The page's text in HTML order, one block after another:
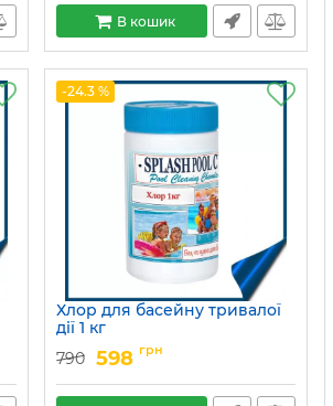
В кошик
-24.3 %
Хлор для басейну тривалої
дії 1 кг
Артикул: 15049685
790 598 грн